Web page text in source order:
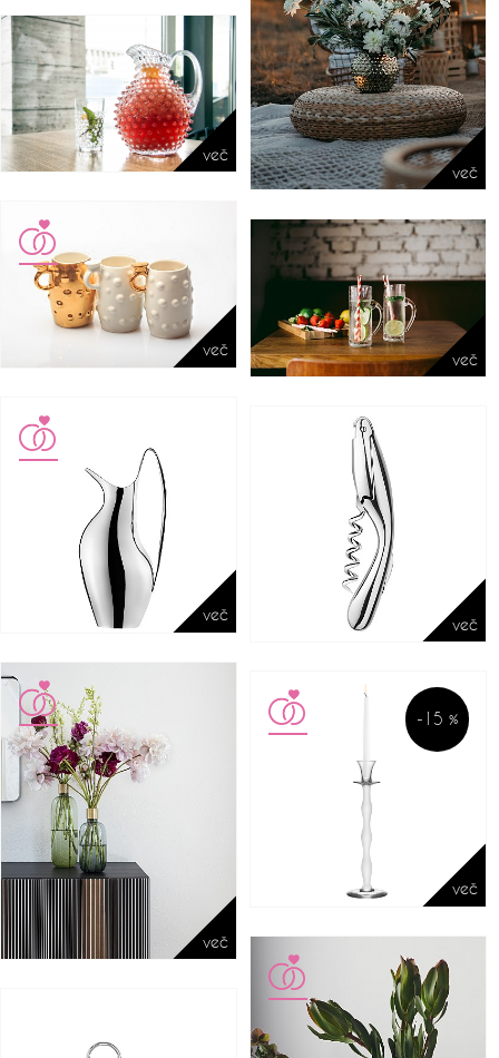
več
več
več
več
več
več
več
-15 %
več